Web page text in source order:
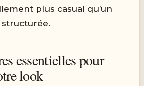
plus casual qu’un
essentielles pour
look